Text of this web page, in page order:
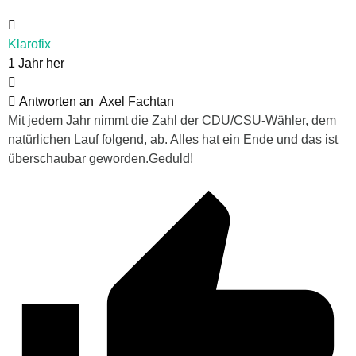
Klarofix
1 Jahr her
Antworten an Axel Fachtan
Mit jedem Jahr nimmt die Zahl der CDU/CSU-Wähler, dem
natürlichen Lauf folgend, ab. Alles hat ein Ende und das ist
überschaubar geworden.Geduld!